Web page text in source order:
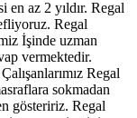
en az 2 yıldır. Regal
Regal
İşinde uzman
vermektedir.
Regal
sokmadan
gösteririz. Regal